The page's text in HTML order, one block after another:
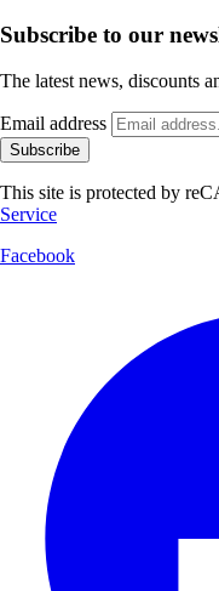
Subscribe to our
The latest news, discounts
Email address
Subscribe
This site is protected by
Service
Facebook